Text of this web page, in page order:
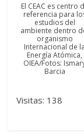
El CEAC es centro
referencia para
estudios del
ambiente dentro
organismo
Internacional de la
Energía Atómica,
OIEA/Fotos:
Barcia
Visitas: 138